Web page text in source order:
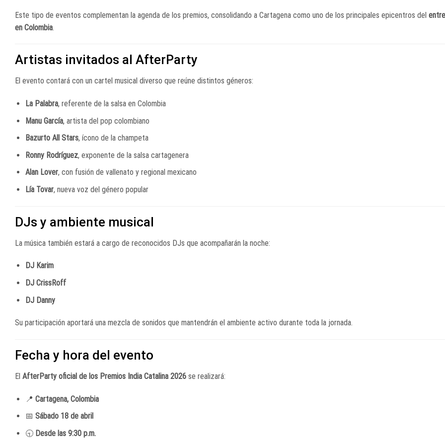
Este tipo de eventos complementan la agenda de los premios, consolidando a Cartagena como uno de los principales epicentros del
en Colombia.
Artistas invitados al AfterParty
El evento contará con un cartel musical diverso que reúne distintos géneros:
La Palabra, referente de la salsa en Colombia
Manu García, artista del pop colombiano
Bazurto All Stars, ícono de la champeta
Ronny Rodríguez, exponente de la salsa cartagenera
Alan Lover, con fusión de vallenato y regional mexicano
Lía Tovar, nueva voz del género popular
DJs y ambiente musical
La música también estará a cargo de reconocidos DJs que acompañarán la noche:
DJ Karim
DJ CrissRoff
DJ Danny
Su participación aportará una mezcla de sonidos que mantendrán el ambiente activo durante toda la jornada.
Fecha y hora del evento
El AfterParty oficial de los Premios India Catalina 2026 se realizará:
📍 Cartagena, Colombia
📅 Sábado 18 de abril
🕤 Desde las 9:30 p.m.